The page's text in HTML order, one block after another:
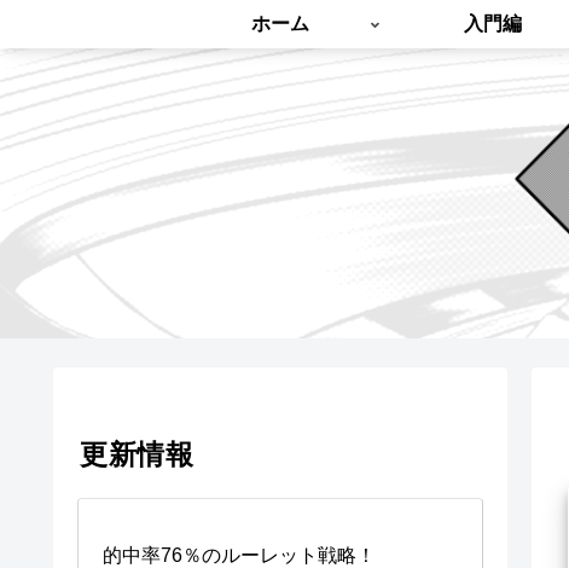
ホーム 入門編
更新情報
的中率76％のルーレット戦略！